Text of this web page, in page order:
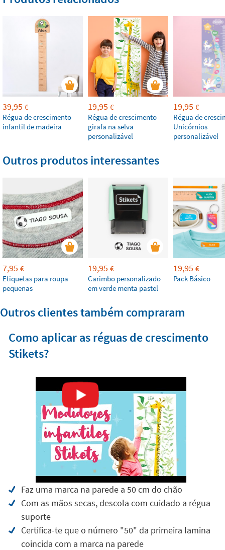
39,95 €
Régua de crescimento
infantil de madeira
19,95 €
Régua de crescimento
girafa na selva
personalizável
19,95 €
Régua de
Unicórnios
personalizável
Outros produtos interessantes
7,95 €
Etiquetas para roupa
pequenas
19,95 €
Carimbo personalizado
em verde menta pastel
19,95 €
Pack Básico
Outros clientes também compraram
Como aplicar as réguas de crescimento
Stikets?
Faz uma marca na parede a 50 cm do chão
Com as mãos secas, descola com cuidado a régua
suporte
Certifica-te que o número "50" da primeira lamina
coincida com a marca na parede